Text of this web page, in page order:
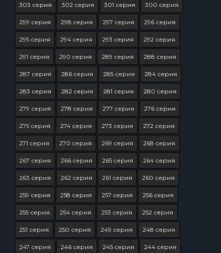
303 серия 302 серия 301 серия 300 серия
299 серия 298 серия 297 серия 296 серия
295 серия 294 серия 293 серия 292 серия
291 серия 290 серия 289 серия 288 серия
287 серия 286 серия 285 серия 284 серия
283 серия 282 серия 281 серия 280 серия
279 серия 278 серия 277 серия 276 серия
275 серия 274 серия 273 серия 272 серия
271 серия 270 серия 269 серия 268 серия
267 серия 266 серия 265 серия 264 серия
263 серия 262 серия 261 серия 260 серия
259 серия 258 серия 257 серия 256 серия
255 серия 254 серия 253 серия 252 серия
251 серия 250 серия 249 серия 248 серия
247 серия 246 серия 245 серия 244 серия